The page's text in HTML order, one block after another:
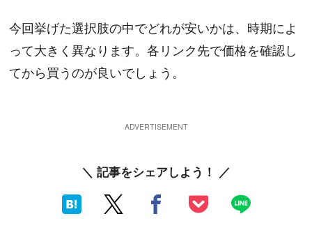
今回挙げた選択肢の中でどれが安いかは、時期によ
って大きく異なります。各リンク先で価格を確認し
てから買うのが良いでしょう。
＼ 記事をシェアしよう！ ／